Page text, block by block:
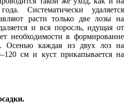
Систематически удаляется
расти только две лозы на
и вся поросль, идущая от
необходимости в формирование
Осенью каждая из двух лоз на
см и куст прикапывается на